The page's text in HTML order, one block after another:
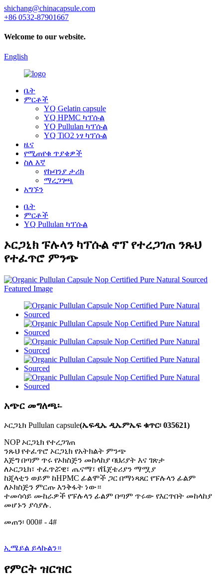
shichang@chinacapsule.com
+86 0532-87901667
Welcome to our website.
English
ቤት
ምርቶች
YQ Gelatin capsule
YQ HPMC ካፕሱል
YQ Pullulan ካፕሱል
YQ TiO2 ነፃ ካፕሱል
ዜና
የሚጠየቁ ጥያቄዎች
ስለ እኛ
የኩባንያ ታሪክ
ማረጋገጫ
አግኙን
ቤት
ምርቶች
YQ Pullulan ካፕሱል
ኦርጋኒክ ፑሉላን ካፕሱል ኖፕ የተረጋገጠ ንጹህ
የተፈጥሮ ምንጭ
አጭር መግለጫ፡-
ኦርጋኒክ Pullulan capsule(ኤፍዲኤ ዲኤምኤፍ ቁጥር፡ 035621)
NOP ኦርጋኒክ የተረጋገጠ
ንጹህ የተፈጥሮ ኦርጋኒክ የአትክልት ምንጭ
እጅግ በጣም ጥሩ የኦክስጅን መከላከያ ባህሪያት እና ገጽታ
ለኦርጋኒክ፣ ተፈጥሯዊ፣ ጤናማ፣ የቬጀቴሪያን ማሟያ
ከጂላቲን ወይም ከHPMC ፊልሞች ጋር በማነጻጸር የፑሉላን ፊልም
ለኦክስጅን ምርጡ እንቅፋት ነው።
ተመሳሳይ ሙከራዎች የፑሉላን ፊልም በጣም ጥሩው የእርጥበት መከላከያ
መሆኑን ያሳያሉ.
መጠን፡ 000# - 4#
ኢሜይል ይላኩልን።
የምርት ዝርዝር